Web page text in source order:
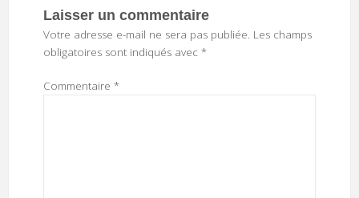
Laisser un commentaire
Votre adresse e-mail ne sera pas publiée. Les champs
obligatoires sont indiqués avec *
Commentaire *